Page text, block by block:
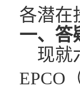
各潜在
一、答
现就
EPCO